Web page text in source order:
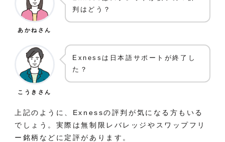
あかねさん
判はどう？
こうきさん
Exnessは日本語サポートが終了し
た？
上記のように、Exnessの評判が気になる方もいる
でしょう。実際は無制限レバレッジやスワップフリ
ー銘柄などに定評があります。